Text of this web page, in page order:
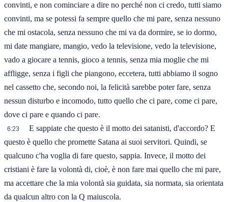
convinti, e non cominciare a dire no perché non ci credo, tutti siamo
convinti, ma se potessi fa sempre quello che mi pare, senza nessuno
che mi ostacola, senza nessuno che mi va da dormire, se io dormo,
mi date mangiare, mangio, vedo la televisione, vedo la televisione,
vado a giocare a tennis, gioco a tennis, senza mia moglie che mi
affligge, senza i figli che piangono, eccetera, tutti abbiamo il sogno
nel cassetto che, secondo noi, la felicità sarebbe poter fare, senza
nessun disturbo e incomodo, tutto quello che ci pare, come ci pare,
dove ci pare e quando ci pare.
6:23
E sappiate che questo è il motto dei satanisti, d'accordo? E
questo è quello che promette Satana ai suoi servitori. Quindi, se
qualcuno c'ha voglia di fare questo, sappia. Invece, il motto dei
cristiani è fare la volontà di, cioè, è non fare mai quello che mi pare,
ma accettare che la mia volontà sia guidata, sia normata, sia orientata
da qualcun altro con la Q maiuscola.